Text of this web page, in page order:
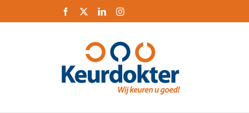
inhoud
Facebook LinkedInInstagram